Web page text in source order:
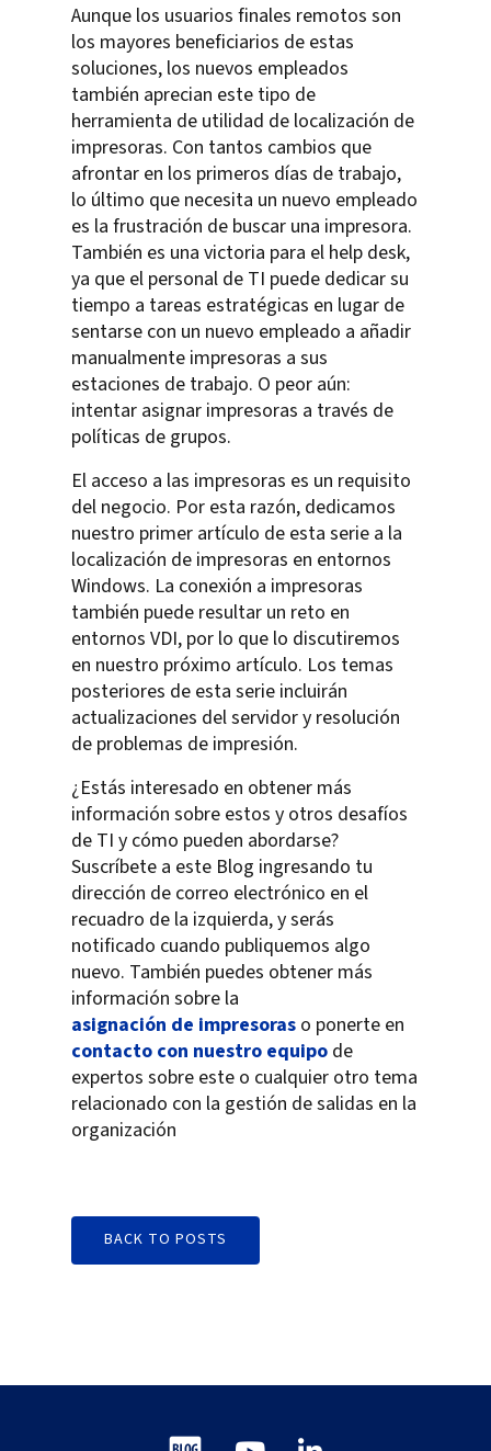
Aunque los usuarios finales remotos son
los mayores beneficiarios de estas
soluciones, los nuevos empleados
también aprecian este tipo de
herramienta de utilidad de localización de
impresoras. Con tantos cambios que
afrontar en los primeros días de trabajo,
lo último que necesita un nuevo empleado
es la frustración de buscar una impresora.
También es una victoria para el help desk,
ya que el personal de TI puede dedicar su
tiempo a tareas estratégicas en lugar de
sentarse con un nuevo empleado a añadir
manualmente impresoras a sus
estaciones de trabajo. O peor aún:
intentar asignar impresoras a través de
políticas de grupos.
El acceso a las impresoras es un requisito
del negocio. Por esta razón, dedicamos
nuestro primer artículo de esta serie a la
localización de impresoras en entornos
Windows. La conexión a impresoras
también puede resultar un reto en
entornos VDI, por lo que lo discutiremos
en nuestro próximo artículo. Los temas
posteriores de esta serie incluirán
actualizaciones del servidor y resolución
de problemas de impresión.
¿Estás interesado en obtener más
información sobre estos y otros desafíos
de TI y cómo pueden abordarse?
Suscríbete a este Blog ingresando tu
dirección de correo electrónico en el
recuadro de la izquierda, y serás
notificado cuando publiquemos algo
nuevo. También puedes obtener más
información sobre la
asignación de impresoras o ponerte en
contacto con nuestro equipo de
expertos sobre este o cualquier otro tema
relacionado con la gestión de salidas en la
organización
BACK TO POSTS
Blog